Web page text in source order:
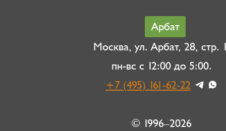
Арбат
Москва, ул. Арбат, 28, стр.
пн-вс с 12:00 до 5:00.
+7 (495) 161-62-22
© 1996–2026